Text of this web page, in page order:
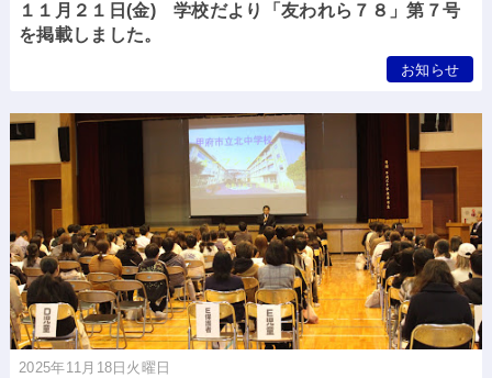
１１月２１日(金) 学校だより「友われら７８」第７号
を掲載しました。
お知らせ
2025年11月18日火曜日